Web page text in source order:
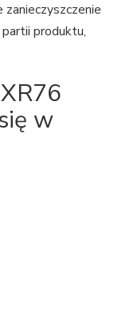
produktu,
w